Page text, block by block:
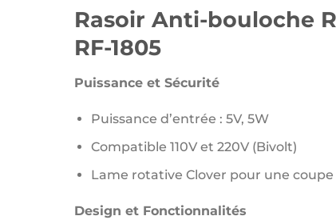
Rasoir Anti-bouloche
RF-1805
Puissance et Sécurité
Puissance d’entrée : 5V, 5W
Compatible 110V et 220V (Bivolt)
Lame rotative Clover pour une coupe
Design et Fonctionnalités